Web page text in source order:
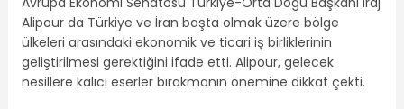
Alipour da Türkiye ve İran başta olmak üzere bölge
ülkeleri arasındaki ekonomik ve ticari iş birliklerinin
geliştirilmesi gerektiğini ifade etti. Alipour, gelecek
nesillere kalıcı eserler bırakmanın önemine dikkat çekti.